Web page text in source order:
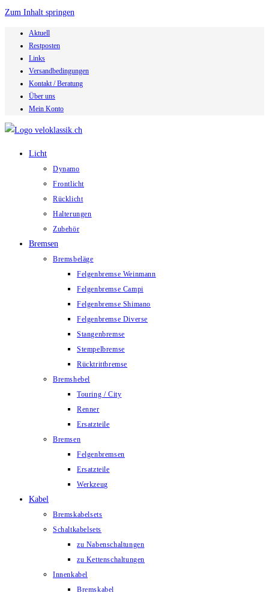
Zum Inhalt springen
Aktuell
Restposten
Links
Versandbedingungen
Kontakt / Beratung
Über uns
Mein Konto
Licht
Dynamo
Frontlicht
Rücklicht
Halterungen
Zubehör
Bremsen
Bremsbeläge
Felgenbremse Weinmann
Felgenbremse Campi
Felgenbremse Shimano
Felgenbremse Diverse
Stangenbremse
Stempelbremse
Rücktrittbremse
Bremshebel
Touring / City
Renner
Ersatzteile
Bremsen
Felgenbremsen
Ersatzteile
Werkzeug
Kabel
Bremskabelsets
Schaltkabelsets
zu Nabenschaltungen
zu Kettenschaltungen
Innenkabel
Bremskabel